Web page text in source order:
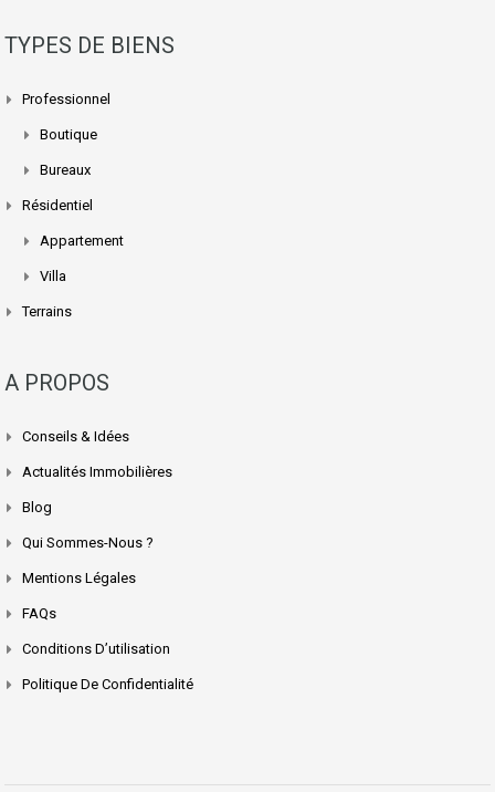
TYPES DE BIENS
Professionnel
Boutique
Bureaux
Résidentiel
Appartement
Villa
Terrains
A PROPOS
Conseils & Idées
Actualités Immobilières
Blog
Qui Sommes-Nous ?
Mentions Légales
FAQs
Conditions D’utilisation
Politique De Confidentialité